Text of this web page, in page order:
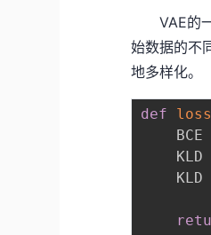
VAE的一
始数据的不
地多样化。
def
    KLD